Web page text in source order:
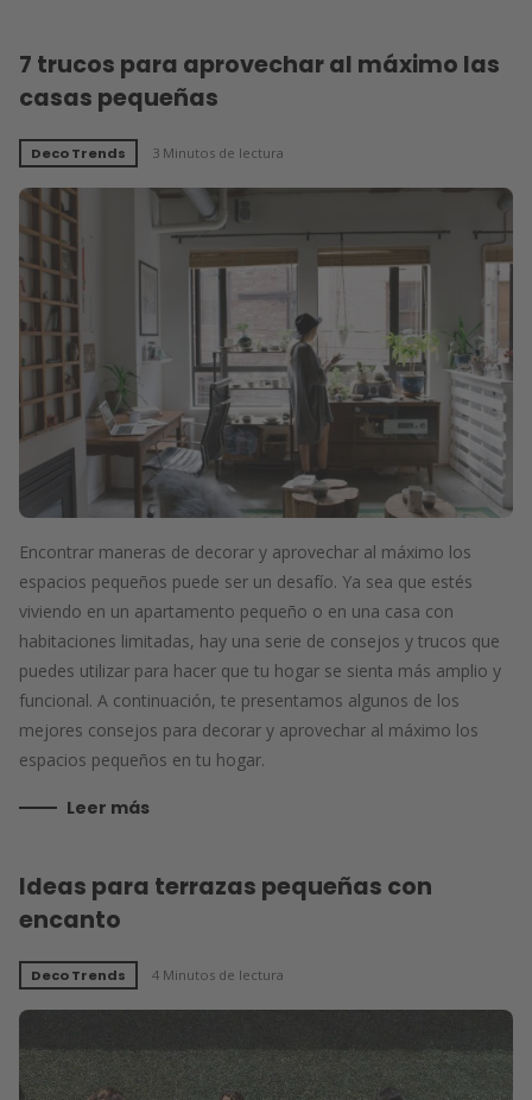
7 trucos para aprovechar al máximo las
casas pequeñas
Deco Trends 3 Minutos de lectura
Encontrar maneras de decorar y aprovechar al máximo los
espacios pequeños puede ser un desafío. Ya sea que estés
viviendo en un apartamento pequeño o en una casa con
habitaciones limitadas, hay una serie de consejos y trucos que
puedes utilizar para hacer que tu hogar se sienta más amplio y
funcional. A continuación, te presentamos algunos de los
mejores consejos para decorar y aprovechar al máximo los
espacios pequeños en tu hogar.
Leer más
Ideas para terrazas pequeñas con
encanto
Deco Trends 4 Minutos de lectura